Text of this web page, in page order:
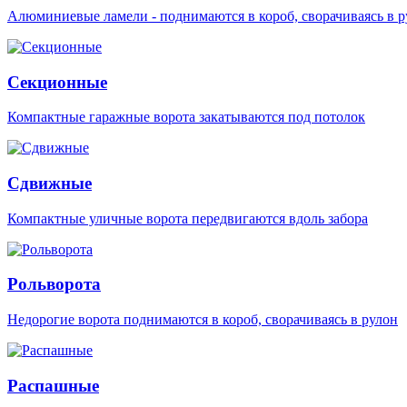
Алюминиевые ламели - поднимаются в короб, сворачиваясь в
Секционные
Компактные гаражные ворота закатываются под потолок
Сдвижные
Компактные уличные ворота передвигаются вдоль забора
Рольворота
Недорогие ворота поднимаются в короб, сворачиваясь в рулон
Распашные